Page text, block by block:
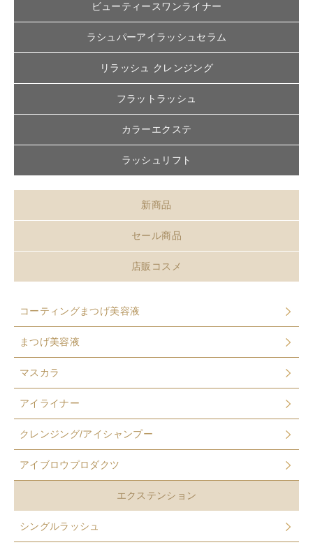
ビューティースワンライナー
ラシュパーアイラッシュセラム
リラッシュ クレンジング
フラットラッシュ
カラーエクステ
ラッシュリフト
新商品
セール商品
店販コスメ
コーティングまつげ美容液
まつげ美容液
マスカラ
アイライナー
クレンジング/アイシャンプー
アイブロウプロダクツ
エクステンション
シングルラッシュ